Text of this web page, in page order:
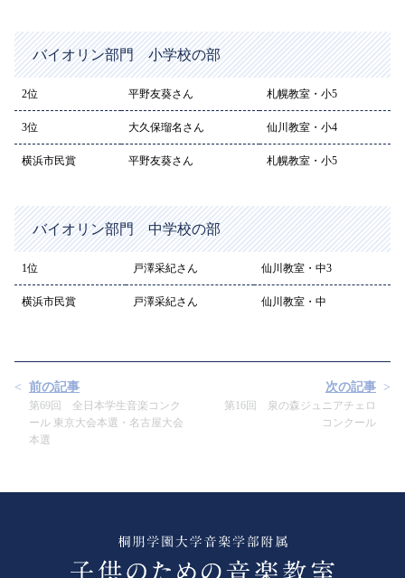
バイオリン部門 小学校の部
2位 平野友葵さん 札幌教室・小5
3位 大久保瑠名さん 仙川教室・小4
横浜市民賞 平野友葵さん 札幌教室・小5
バイオリン部門 中学校の部
1位 戸澤采紀さん 仙川教室・中3
横浜市民賞 戸澤采紀さん 仙川教室・中
前の記事
第69回 全日本学生音楽コンク
ール 東京大会本選・名古屋大会
本選
次の記事
第16回 泉の森ジュニアチェロ
コンクール